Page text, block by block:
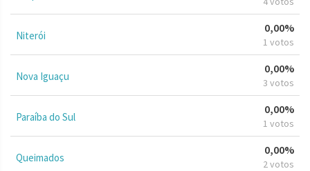
Niterói
0,00%
1 votos
Nova Iguaçu
0,00%
3 votos
Paraíba do Sul
0,00%
1 votos
Queimados
0,00%
2 votos